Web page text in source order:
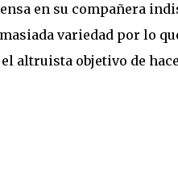
en su compañera
variedad por lo
altruista objetivo de